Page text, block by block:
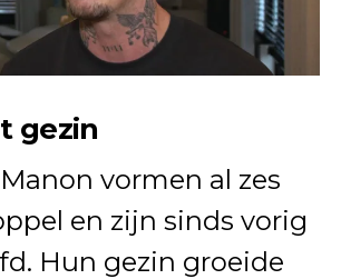
gezin
vormen al zes
en zijn sinds vorig
Hun gezin groeide